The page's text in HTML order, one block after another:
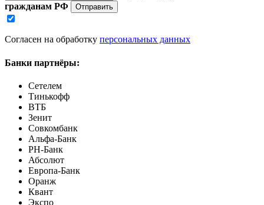
гражданам РФ
Отправить
Согласен на обработку персональных данных
Банки партнёры:
Сетелем
Тинькофф
ВТБ
Зенит
Совкомбанк
Альфа-Банк
РН-Банк
Абсолют
Европа-Банк
Оранж
Квант
Экспо